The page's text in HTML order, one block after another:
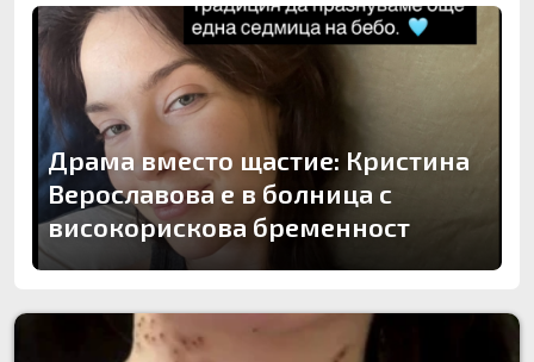
Драма вместо щастие: Кристина
Верославова е в болница с
високорискова бременност